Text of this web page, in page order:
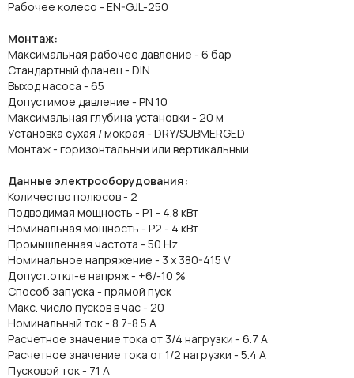
Рабочее колесо - EN-GJL-250
Монтаж:
Максимальная рабочее давление - 6 бар
Стандартный фланец - DIN
Выход насоса - 65
Допустимое давление - PN 10
Максимальная глубина установки - 20 м
Установка сухая / мокрая - DRY/SUBMERGED
Монтаж - горизонтальный или вертикальный
Данные электрооборудования:
Количество полюсов - 2
Подводимая мощность - P1 - 4.8 кВт
Номинальная мощность - P2 - 4 кВт
Промышленная частота - 50 Hz
Номинальное напряжение - 3 x 380-415 V
Допуст.откл-е напряж - +6/-10 %
Способ запуска - прямой пуск
Макс. число пусков в час - 20
Номинальный ток - 8.7-8.5 A
Расчетное значение тока от 3/4 нагрузки - 6.7 A
Расчетное значение тока от 1/2 нагрузки - 5.4 A
Пусковой ток - 71 A